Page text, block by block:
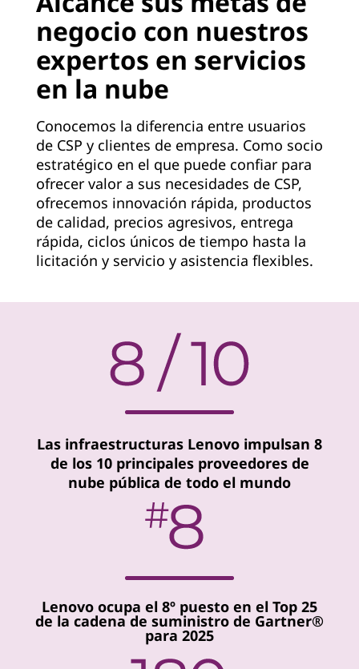
r
negocio con nuestros
expertos en servicios
en la nube
Conocemos la diferencia entre usuarios
de CSP y clientes de empresa. Como socio
estratégico en el que puede confiar para
ofrecer valor a sus necesidades de CSP,
ofrecemos innovación rápida, productos
de calidad, precios agresivos, entrega
rápida, ciclos únicos de tiempo hasta la
licitación y servicio y asistencia flexibles.
Las infraestructuras Lenovo impulsan 8
de los 10 principales proveedores de
nube pública de todo el mundo
Lenovo ocupa el 8º puesto en el Top 25
de la cadena de suministro de Gartner®
para 2025